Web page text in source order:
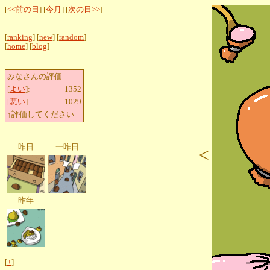
[<<前の日 ] [今月 ] [次の日>>]
[ranking] [new] [random]
[home] [blog]
みなさんの評価
[よい]:
1352
[悪い]:
1029
↑評価してください
昨日 一昨日
昨年
[+]
<